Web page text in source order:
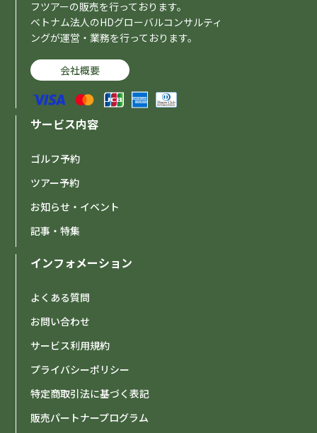
フツアーの販売を行っております。
ベトナム法人のHDグローバルコンサルティ
ングが運営・業務を行っております。
会社概要
サービス内容
ゴルフ予約
ツアー予約
お知らせ・イベント
記事・特集
インフォメーション
よくある質問
お問い合わせ
サービス利用規約
プライバシーポリシー
特定商取引法に基づく表記
販売パートナープログラム